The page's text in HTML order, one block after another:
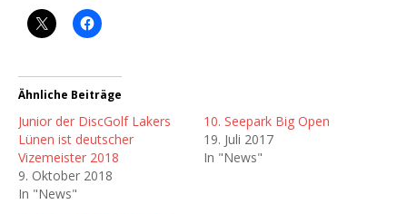
Ähnliche Beiträge
Junior der DiscGolf Lakers
Lünen ist deutscher
Vizemeister 2018
9. Oktober 2018
In "News"
10. Seepark Big Open
19. Juli 2017
In "News"